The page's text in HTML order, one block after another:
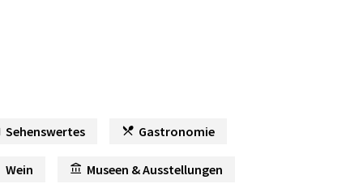
Sehenswertes Gastronomie
Wein Museen & Ausstellungen